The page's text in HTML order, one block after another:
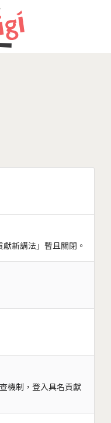
新講法」暫且關閉。
機制，登入具名貢獻